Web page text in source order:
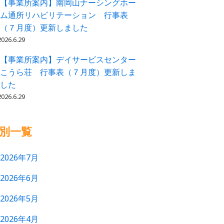
【事業所案内】南岡山ナーシングホー
ム通所リハビリテーション 行事表
（７月度）更新しました
【事業所案内】デイサービスセンター
こうら荘 行事表（７月度）更新しま
した
一覧
2026年7月
2026年6月
2026年5月
2026年4月